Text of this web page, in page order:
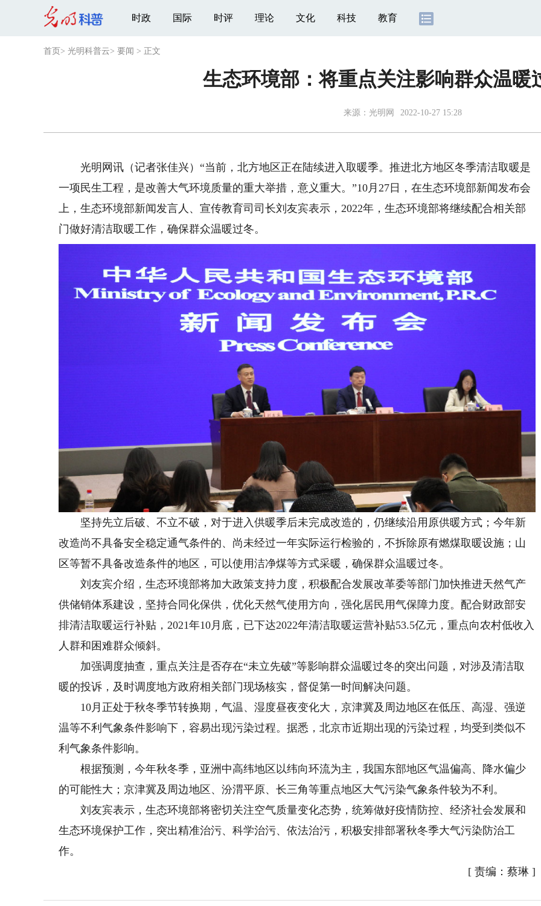
时政 国际 时评 理论 文化 科技 教育
首页 > 光明科普云> 要闻 > 正文
生态环境部：将重点关注影响群众温暖
来源： 光明网 2022-10-27 15:28
光明网讯（记者张佳兴）“当前，北方地区正在陆续进入取暖季。推进北方地区冬季清洁取暖是
一项民生工程，是改善大气环境质量的重大举措，意义重大。”10月27日，在生态环境部新闻发布会
上，生态环境部新闻发言人、宣传教育司司长刘友宾表示，2022年，生态环境部将继续配合相关部
门做好清洁取暖工作，确保群众温暖过冬。
坚持先立后破、不立不破，对于进入供暖季后未完成改造的，仍继续沿用原供暖方式；今年新
改造尚不具备安全稳定通气条件的、尚未经过一年实际运行检验的，不拆除原有燃煤取暖设施；山
区等暂不具备改造条件的地区，可以使用洁净煤等方式采暖，确保群众温暖过冬。
刘友宾介绍，生态环境部将加大政策支持力度，积极配合发展改革委等部门加快推进天然气产
供储销体系建设，坚持合同化保供，优化天然气使用方向，强化居民用气保障力度。配合财政部安
排清洁取暖运行补贴，2021年10月底，已下达2022年清洁取暖运营补贴53.5亿元，重点向农村低收入
人群和困难群众倾斜。
加强调度抽查，重点关注是否存在“未立先破”等影响群众温暖过冬的突出问题，对涉及清洁取
暖的投诉，及时调度地方政府相关部门现场核实，督促第一时间解决问题。​​​​
10月正处于秋冬季节转换期，气温、湿度昼夜变化大，京津冀及周边地区在低压、高湿、强逆
温等不利气象条件影响下，容易出现污染过程。据悉，北京市近期出现的污染过程，均受到类似不
利气象条件影响。
根据预测，今年秋冬季，亚洲中高纬地区以纬向环流为主，我国东部地区气温偏高、降水偏少
的可能性大；京津冀及周边地区、汾渭平原、长三角等重点地区大气污染气象条件较为不利。
刘友宾表示，生态环境部将密切关注空气质量变化态势，统筹做好疫情防控、经济社会发展和
生态环境保护工作，突出精准治污、科学治污、依法治污，积极安排部署秋冬季大气污染防治工
作。
[ 责编：蔡琳]